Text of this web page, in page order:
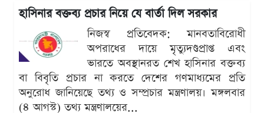
হাসিনার বক্তব্য প্রচার নিয়ে যে বার্তা দিল সরকার
নিজস্ব প্রতিবেদক: মানবতাবিরোধী
অপরাধের দায়ে মৃত্যুদণ্ডপ্রাপ্ত এবং
ভারতে অবস্থানরত শেখ হাসিনার বক্তব্য
বা বিবৃতি প্রচার না করতে দেশের গণমাধ্যমের প্রতি
অনুরোধ জানিয়েছে তথ্য ও সম্প্রচার মন্ত্রণালয়। মঙ্গলবার
(৪ আগস্ট) তথ্য মন্ত্রণালয়ের...